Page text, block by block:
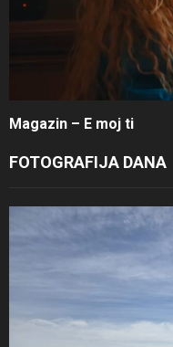
Magazin – E moj ti
FOTOGRAFIJA DANA